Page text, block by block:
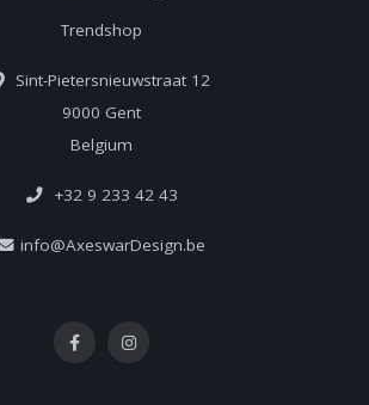
Trendshop
Sint-Pietersnieuwstraat 12
9000 Gent
Belgium
+32 9 233 42 43
info@AxeswarDesign.be